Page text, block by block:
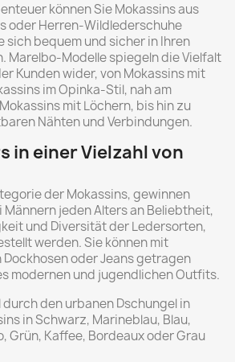
können Sie Mokassins aus
oder Herren-Wildlederschuhe
sich bequem und sicher in Ihren
Marelbo-Modelle spiegeln die Vielfalt
Kunden wider, von Mokassins mit
im Opinka-Stil, nah am
mit Löchern, bis hin zu
Nähten und Verbindungen.
in einer Vielzahl von
der Mokassins, gewinnen
jeden Alters an Beliebtheit,
und Diversität der Ledersorten,
werden. Sie können mit
oder Jeans getragen
modernen und jugendlichen Outfits.
den urbanen Dschungel in
in Schwarz, Marineblau, Blau,
Grün, Kaffee, Bordeaux oder Grau